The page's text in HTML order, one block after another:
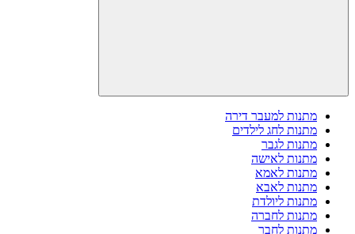
מתנות למעבר דירה
מתנות לחג לילדים
מתנות לגבר
מתנות לאישה
מתנות לאמא
מתנות לאבא
מתנות ליולדת
מתנות לחברה
מתנות לחבר